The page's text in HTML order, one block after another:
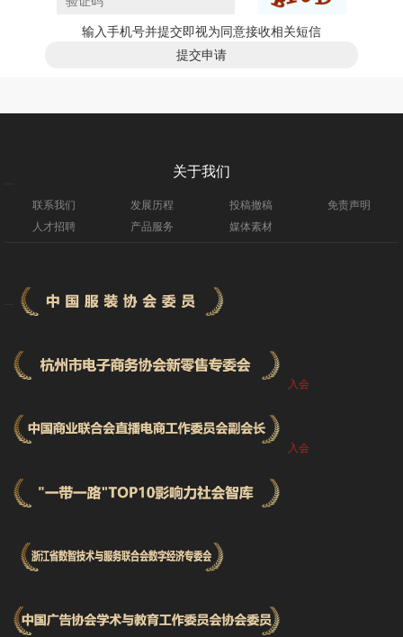
输入手机号并提交即视为同意接收相关短信
关于我们
联系我们 发展历程 投稿撤稿
免责声明
人才招聘
产品服务 媒体素材
入会
入会